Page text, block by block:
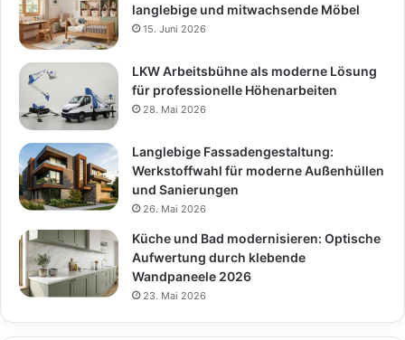
langlebige und mitwachsende Möbel
15. Juni 2026
LKW Arbeitsbühne als moderne Lösung
für professionelle Höhenarbeiten
28. Mai 2026
Langlebige Fassadengestaltung:
Werkstoffwahl für moderne Außenhüllen
und Sanierungen
26. Mai 2026
Küche und Bad modernisieren: Optische
Aufwertung durch klebende
Wandpaneele 2026
23. Mai 2026